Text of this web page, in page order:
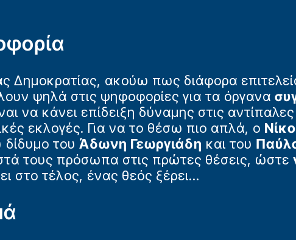
Δημοκρατίας, ακούω πως διάφορα
ψηλά στις ψηφοφορίες για τα όργανα
να κάνει επίδειξη δύναμης στις
εκλογές. Για να το θέσω πιο απλά, ο
δίδυμο του Άδωνη Γεωργιάδη και του
τους πρόσωπα στις πρώτες θέσεις, ώστε
στο τέλος, ένας θεός ξέρει…